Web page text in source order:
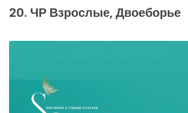
20. ЧР Взрослые, Двоеборье